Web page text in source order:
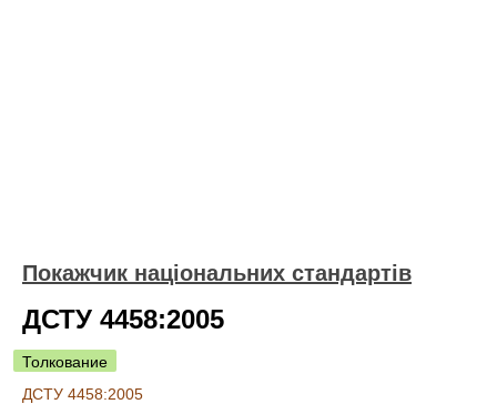
Покажчик національних стандартів
ДСТУ 4458:2005
Толкование
ДСТУ 4458:2005